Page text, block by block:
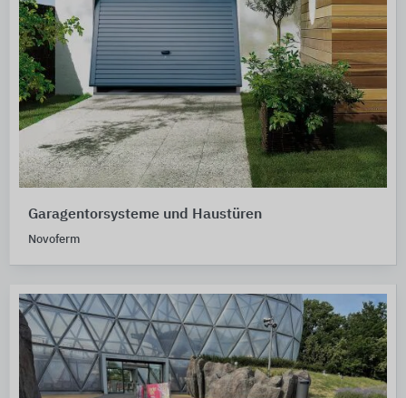
Garagentorsysteme und Haustüren
Novoferm